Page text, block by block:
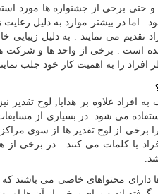
و حتی برخی از جشنواره ها مورد
. اما در بیشتر موارد به دلیل
تقدیم می نمایند . به دلیل
است . برخی از واحد ها و شرکت
افراد را به اهمیت کار خود جلب
افراد علاوه بر هدایا, لوح تقدیر
می شود. در بسیاری از
برخی از لوح تقدیر ها از سوی
با کلمات می کنند . در برخی از
دارای محتواهای خاصی می باشند